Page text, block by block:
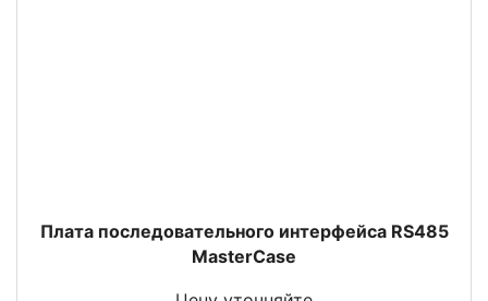
Плата последовательного интерфейса RS485
MasterCase